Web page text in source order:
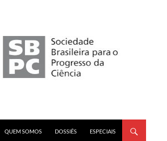
QUEM SOMOS
DOSSIÊS ESPECIAIS